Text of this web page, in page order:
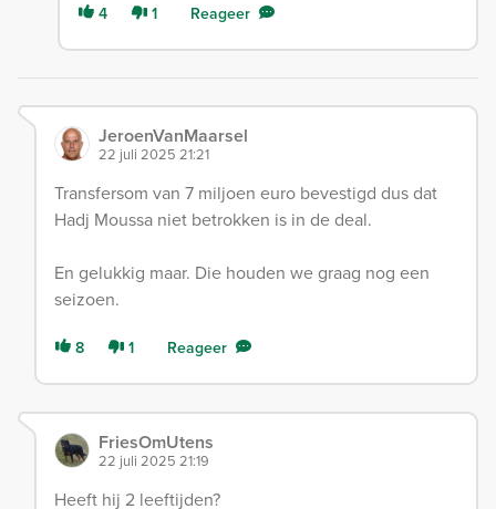
4 1 Reageer
JeroenVanMaarsel
22 juli 2025 21:21
Transfersom van 7 miljoen euro bevestigd dus dat
Hadj Moussa niet betrokken is in de deal.
En gelukkig maar. Die houden we graag nog een
seizoen.
8 1 Reageer
FriesOmUtens
22 juli 2025 21:19
Heeft hij 2 leeftijden?